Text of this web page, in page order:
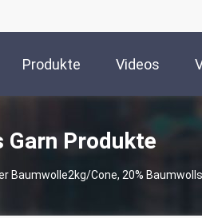
Produkte Videos
Garn Produkte
Baumwolle2kg/cone, 20%